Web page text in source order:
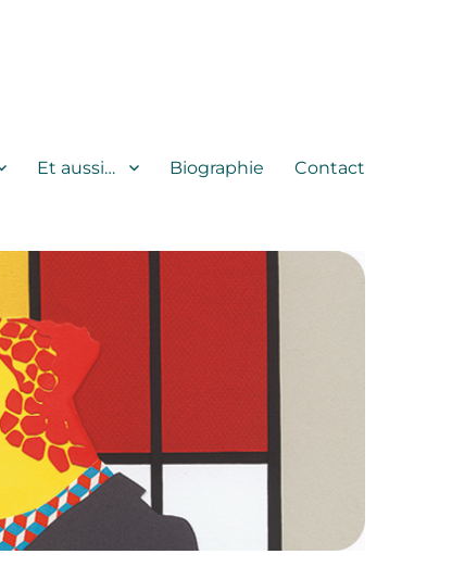
Et aussi… Biographie Contact